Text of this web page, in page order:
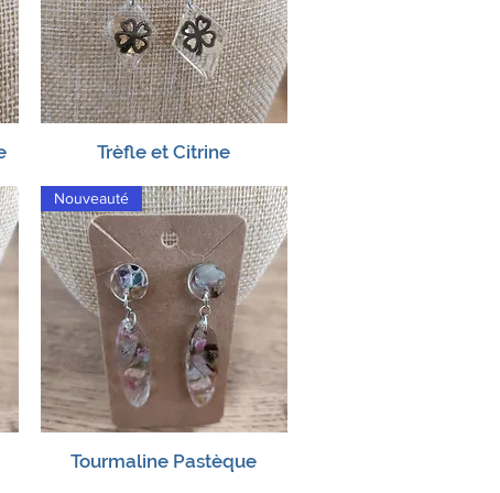
Aperçu rapide
Trèfle et Citrine
Aperçu rapide
Nouveauté
Tourmaline Pastèque